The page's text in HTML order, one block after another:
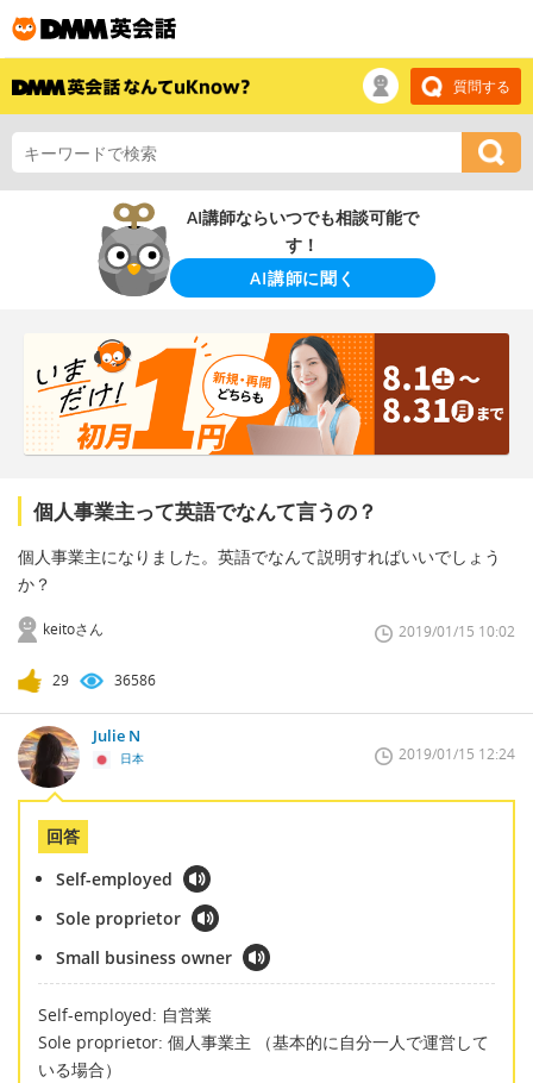
質問する
AI講師ならいつでも相談可能で
す！
AI講師に聞く
個人事業主って英語でなんて言うの？
個人事業主になりました。英語でなんて説明すればいいでしょう
か？
keitoさん 2019/01/15 10:02
29 36586
Julie N
日本 2019/01/15 12:24
回答
Self-employed
Sole proprietor
Small business owner
Self-employed: 自営業
Sole proprietor: 個人事業主 （基本的に自分一人で運営して
いる場合）